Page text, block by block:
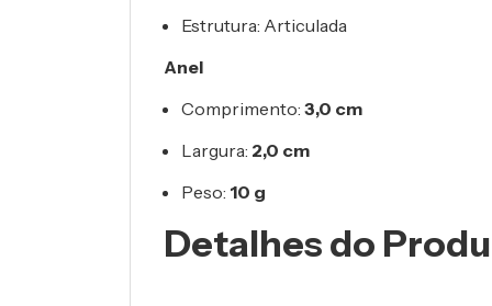
Estrutura: Articulada
Anel
Comprimento: 3,0 cm
Largura: 2,0 cm
Peso: 10 g
Detalhes do